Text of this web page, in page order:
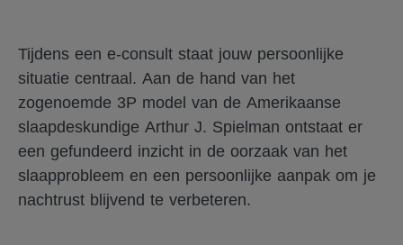
Tijdens een e-consult staat jouw persoonlijke
situatie centraal. Aan de hand van het
zogenoemde 3P model van de Amerikaanse
slaapdeskundige Arthur J. Spielman ontstaat er
een gefundeerd inzicht in de oorzaak van het
slaapprobleem en een persoonlijke aanpak om je
nachtrust blijvend te verbeteren.